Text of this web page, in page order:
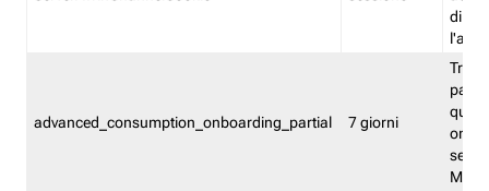
advanced_consumption_onboarding_partial 7 giorni